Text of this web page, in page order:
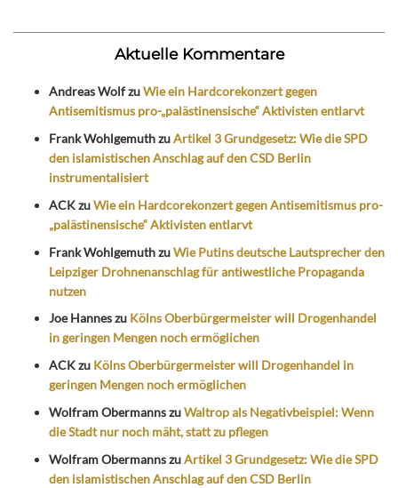
Aktuelle Kommentare
Andreas WolfzuWie ein Hardcorekonzert gegen
Antisemitismus pro-„palästinensische“ Aktivisten entlarvt
Frank WohlgemuthzuArtikel 3 Grundgesetz: Wie die SPD
den islamistischen Anschlag auf den CSD Berlin
instrumentalisiert
ACKzuWie ein Hardcorekonzert gegen Antisemitismus pro-
„palästinensische“ Aktivisten entlarvt
Frank WohlgemuthzuWie Putins deutsche Lautsprecher den
Leipziger Drohnenanschlag für antiwestliche Propaganda
nutzen
Joe Hanneszu Kölns Oberbürgermeister will Drogenhandel
in geringen Mengen noch ermöglichen
ACKzu Kölns Oberbürgermeister will Drogenhandel in
geringen Mengen noch ermöglichen
Wolfram ObermannszuWaltrop als Negativbeispiel: Wenn
die Stadt nur noch mäht, statt zu pflegen
Wolfram ObermannszuArtikel 3 Grundgesetz: Wie die SPD
den islamistischen Anschlag auf den CSD Berlin